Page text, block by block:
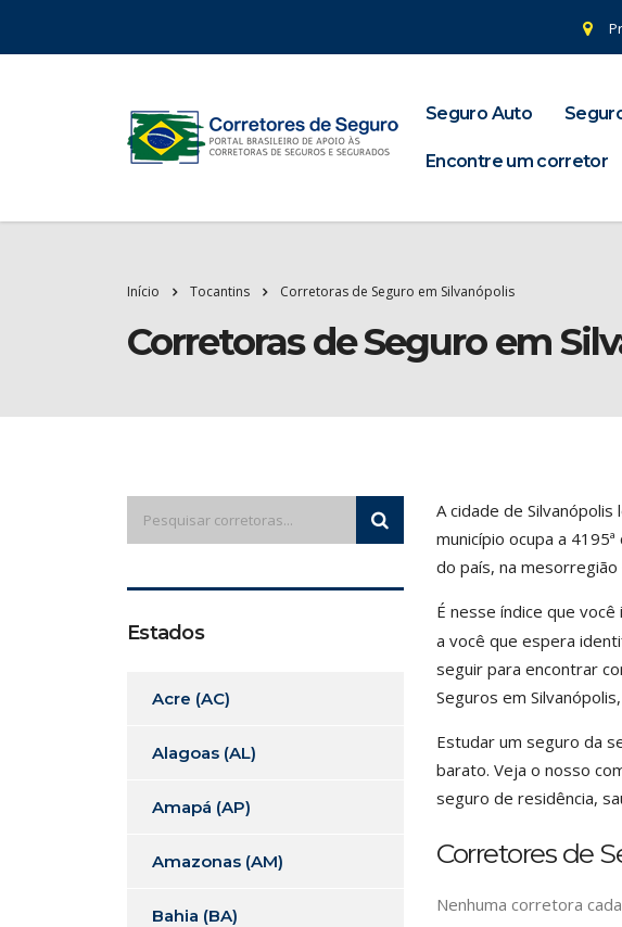
Seguro Auto
Encontre um corretor
Início Tocantins Corretoras de Seguro em Silvanópolis
Corretoras de Seguro em
A cidade de
município ocupa a
do país, na
É nesse índice que
a você que espera
seguir para encontrar
Seguros em
Estudar um seguro da
barato. Veja o nosso
seguro de residência,
Corretores de
Nenhuma corretora
Estados
Acre (AC)
Alagoas (AL)
Amapá (AP)
Amazonas (AM)
Bahia (BA)